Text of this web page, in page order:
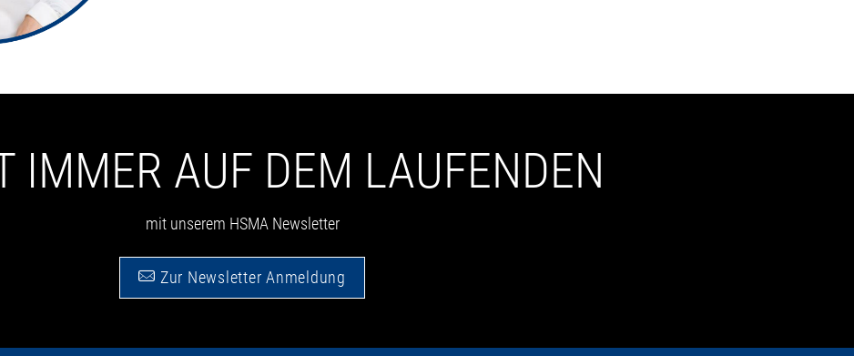
IMMER AUF DEM LAUFENDEN
mit unserem HSMA Newsletter
Zur Newsletter Anmeldung